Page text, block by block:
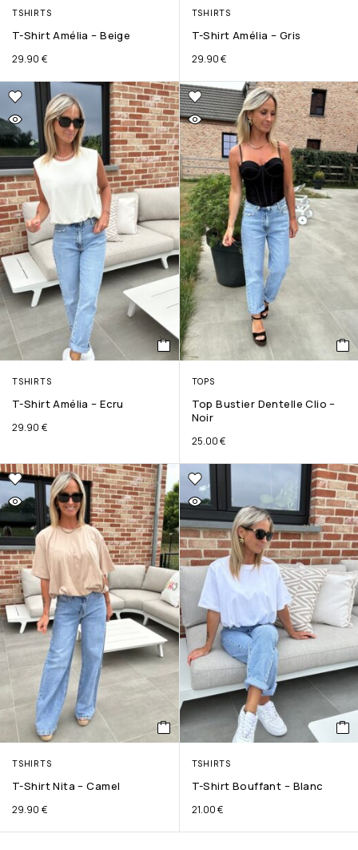
TSHIRTS
T-Shirt Amélia – Beige
29.90 €
TSHIRTS
T-Shirt Amélia – Gris
29.90€
TSHIRTS
T-Shirt Amélia – Ecru
29.90 €
TOPS
Top Bustier Dentelle Clio –
Noir
25.00€
TSHIRTS
T-Shirt Nita – Camel
29.90 €
TSHIRTS
T-Shirt Bouffant – Blanc
21.00€